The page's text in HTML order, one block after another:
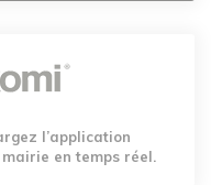
l’application
en temps réel.